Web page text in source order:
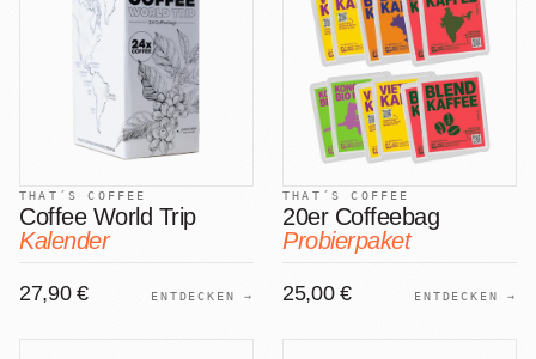
THAT´S COFFEE
Coffee World Trip
Kalender
27,90 € ENTDECKEN →
THAT´S COFFEE
20er Coffeebag
Probierpaket
25,00 € ENTDECKEN →